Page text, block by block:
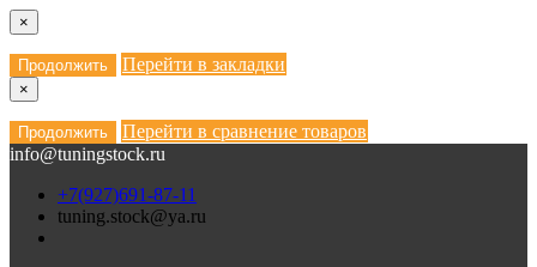
×
Продолжить Перейти в закладки
×
Продолжить
Перейти в сравнение товаров
info@tuningstock.ru
+7(927)691-87-11
tuning.stock@ya.ru